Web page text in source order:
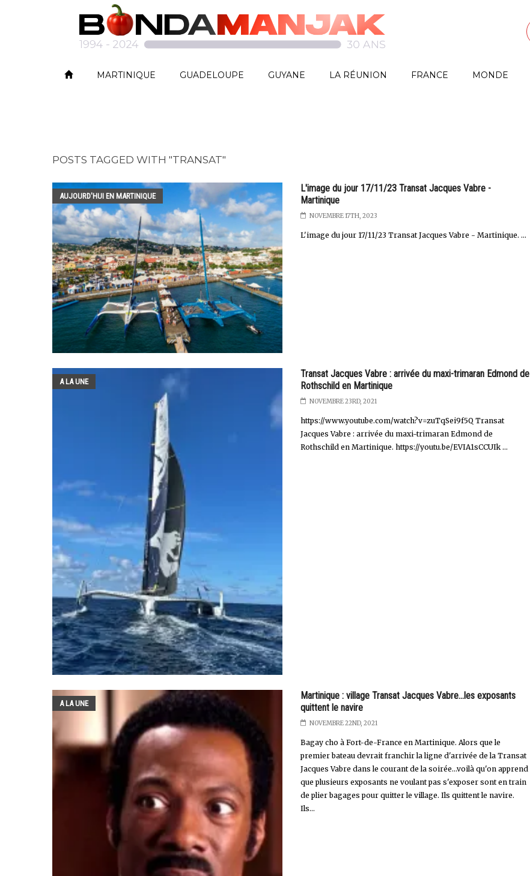
MARTINIQUE GUADELOUPE GUYANE LA RÉUNION FRANCE MONDE
POSTS TAGGED WITH "TRANSAT"
AUJOURD'HUI EN MARTINIQUE
L'image du jour 17/11/23 Transat Jacques Vabre -
Martinique
NOVEMBRE 17TH, 2023
L'image du jour 17/11/23 Transat Jacques Vabre - Martinique. ...
A LA UNE
Transat Jacques Vabre : arrivée du maxi-trimaran Edmond de
Rothschild en Martinique
NOVEMBRE 23RD, 2021
https://www.youtube.com/watch?v=zuTqSei9f5Q Transat
Jacques Vabre : arrivée du maxi-trimaran Edmond de
Rothschild en Martinique. https://youtu.be/EVIA1sCCUIk ...
A LA UNE
Martinique : village Transat Jacques Vabre...les exposants
quittent le navire
NOVEMBRE 22ND, 2021
Bagay cho à Fort-de-France en Martinique. Alors que le
premier bateau devrait franchir la ligne d'arrivée de la Transat
Jacques Vabre dans le courant de la soirée...voilà qu'on apprend
que plusieurs exposants ne voulant pas s'exposer sont en train
de plier bagages pour quitter le village. Ils quittent le navire.
Ils...